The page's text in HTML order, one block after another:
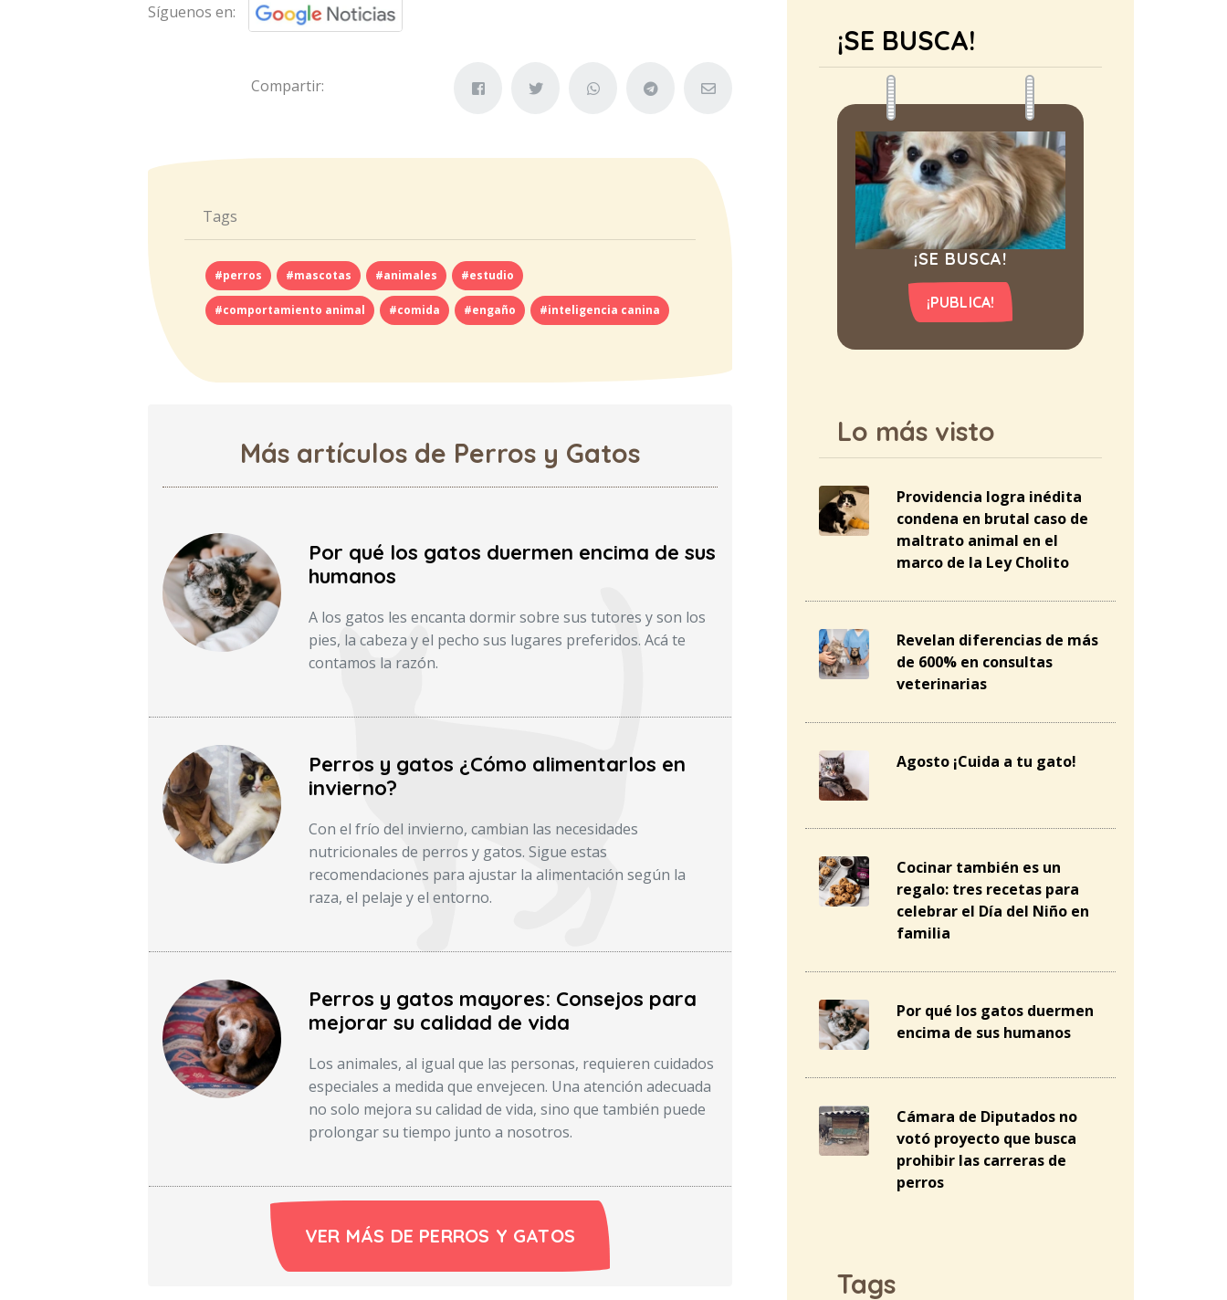
Síguenos en:
Compartir:
Tags
#perros #mascotas #animales #estudio
#comportamiento animal #comida #engaño #inteligencia canina
Más artículos de Perros y Gatos
Por qué los gatos duermen encima de sus
humanos
A los gatos les encanta dormir sobre sus tutores y son los
pies, la cabeza y el pecho sus lugares preferidos. Acá te
contamos la razón.
Perros y gatos ¿Cómo alimentarlos en
invierno?
Con el frío del invierno, cambian las necesidades
nutricionales de perros y gatos. Sigue estas
recomendaciones para ajustar la alimentación según la
raza, el pelaje y el entorno.
Perros y gatos mayores: Consejos para
mejorar su calidad de vida
Los animales, al igual que las personas, requieren cuidados
especiales a medida que envejecen. Una atención adecuada
no solo mejora su calidad de vida, sino que también puede
prolongar su tiempo junto a nosotros.
VER MÁS DE PERROS Y GATOS
¡SE BUSCA!
¡SE BUSCA!
¡PUBLICA!
Lo más visto
Providencia logra inédita
condena en brutal caso de
maltrato animal en el
marco de la Ley Cholito
Revelan diferencias de más
de 600% en consultas
veterinarias
Agosto ¡Cuida a tu gato!
Cocinar también es un
regalo: tres recetas para
celebrar el Día del Niño en
familia
Por qué los gatos duermen
encima de sus humanos
Cámara de Diputados no
votó proyecto que busca
prohibir las carreras de
perros
Tags